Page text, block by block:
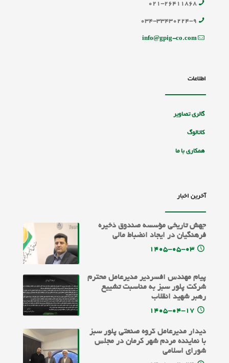
۰۲۱-۲۶۴۱۱۸۶۸
۰۳۴-۳۳۴۳۰۲۲۴-۹
info@gpig-co.com
اطلاعات
گالری تصاویر
کاتالوگ
همکاری با ما
آخرین اخبار
جهش تاریخی مؤسسه صندوق ذخیره
فرهنگیان در ایجاد انضباط مالی
۱۴۰۵-۰۵-۰۳
پیام مهندس افسردیر مدیرعامل محترم
شرکت پلور سبز به مناسبت تشییع
رهبر شهید انقلاب
۱۴۰۵-۰۴-۱۷
دیدار مدیرعامل گروه صنعتی پلور سبز
با نماینده مردم شهر کرمان در مجلس
شورای اسلامی